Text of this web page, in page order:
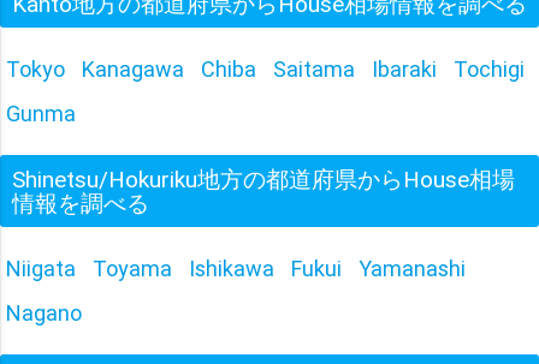
Tokyo Kanagawa Chiba Saitama Ibaraki
Tochigi
Gunma
Shinetsu/Hokuriku地方の都道府県からHouse相場
情報を調べる
Niigata Toyama Ishikawa Fukui
Yamanashi
Nagano